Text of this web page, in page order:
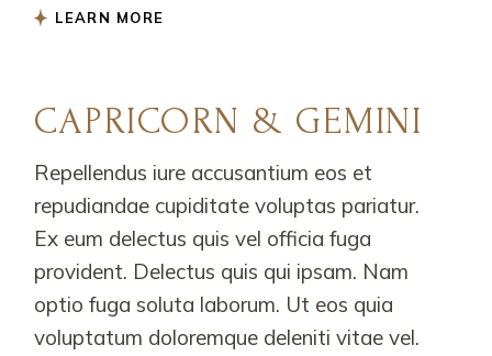
LEARN MORE
CAPRICORN & GEMINI
Repellendus iure accusantium eos et
repudiandae cupiditate voluptas pariatur.
Ex eum delectus quis vel officia fuga
provident. Delectus quis qui ipsam. Nam
optio fuga soluta laborum. Ut eos quia
voluptatum doloremque deleniti vitae vel.